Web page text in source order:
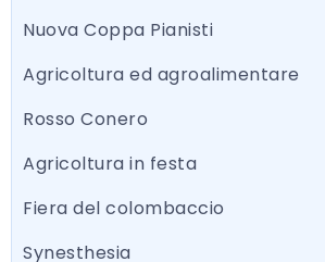
Nuova Coppa Pianisti
Agricoltura ed agroalimentare
Rosso Conero
Agricoltura in festa
Fiera del colombaccio
Synesthesia